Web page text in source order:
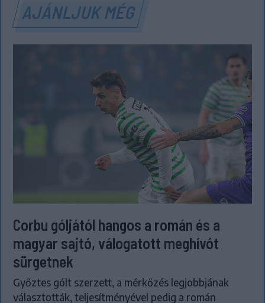
AJÁNLJUK MÉG
Corbu góljától hangos a román és a
magyar sajtó, válogatott meghívót
sürgetnek
Győztes gólt szerzett, a mérkőzés legjobbjának
választották, teljesítményével pedig a román